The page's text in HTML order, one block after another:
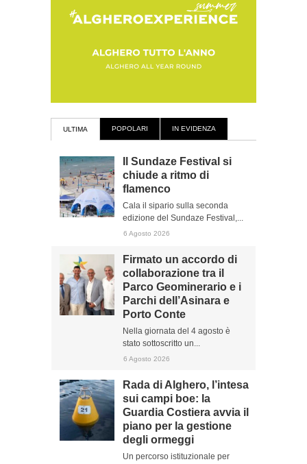
ULTIMA POPOLARI IN EVIDENZA
Il Sundaze Festival si
chiude a ritmo di
flamenco
Cala il sipario sulla seconda
edizione del Sundaze Festival,...
6 Agosto 2026
Firmato un accordo di
collaborazione tra il
Parco Geominerario e i
Parchi dell’Asinara e
Porto Conte
Nella giornata del 4 agosto è
stato sottoscritto un...
6 Agosto 2026
Rada di Alghero, l’intesa
sui campi boe: la
Guardia Costiera avvia il
piano per la gestione
degli ormeggi
Un percorso istituzionale per